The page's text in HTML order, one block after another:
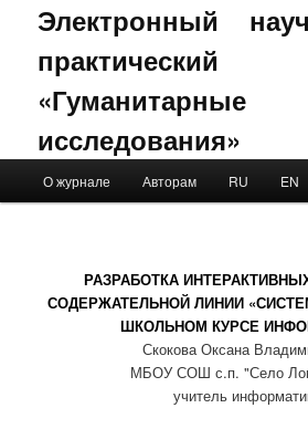
Электронный
исследования»
Skip to primary content
Skip to secondary content
О журнале Авторам RU EN
РАЗРАБОТКА
СОДЕРЖАТЕЛЬНОЙ ЛИНИИ
ШКОЛЬНОМ КУРСЕ
Скокова Оксана
МБОУ СОШ с.п. "Село
учитель